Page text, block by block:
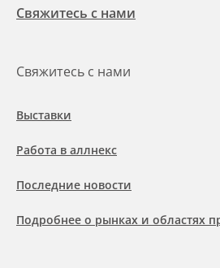
Свяжитесь с нами
Свяжитесь с нами
Выставки
Работа в аллнекс
Последние новости
Подробнее о рынках и областях